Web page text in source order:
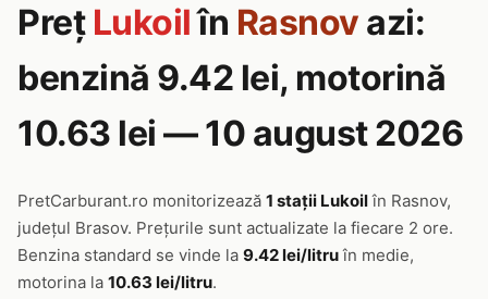
Preț Lukoilîn Rasnov azi:
benzină 9.42 lei, motorină
10.63 lei — 10 august 2026
PretCarburant.ro monitorizează 1 stații Lukoilîn Rasnov,
județul Brasov. Prețurile sunt actualizate la fiecare 2 ore.
Benzina standard se vinde la 9.42 lei/litruîn medie,
motorina la 10.63 lei/litru.